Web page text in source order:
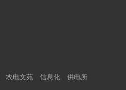
农电文苑 信息化
供电所